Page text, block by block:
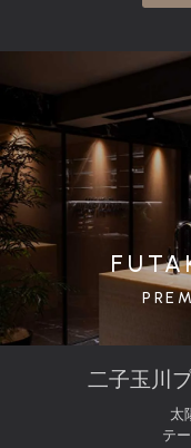
二子玉川
太
テ